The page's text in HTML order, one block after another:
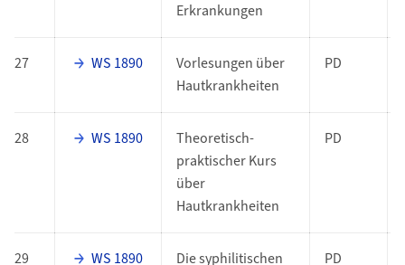
Erkrankungen
27 WS 1890
Vorlesungen über
Hautkrankheiten
PD
28 WS 1890
Theoretisch-
praktischer Kurs
über
Hautkrankheiten
PD
29 WS 1890 Die syphilitischen PD